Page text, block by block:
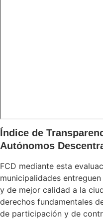
Índice de
Autónomos
FCD mediante esta
municipalidades
y de mejor calidad a la
derechos fundamentales
de participación y de